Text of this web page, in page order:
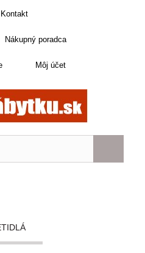
Kontakt
Nákupný poradca
Môj účet